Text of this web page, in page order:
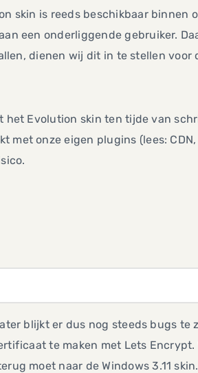
skin is reeds beschikbaar binnen
een onderliggende gebruiker.
dienen wij dit in te stellen
het Evolution skin ten tijde van
met onze eigen plugins (lees:
blijkt er dus nog steeds bugs te
te maken met Lets
moet naar de Windows 3.11